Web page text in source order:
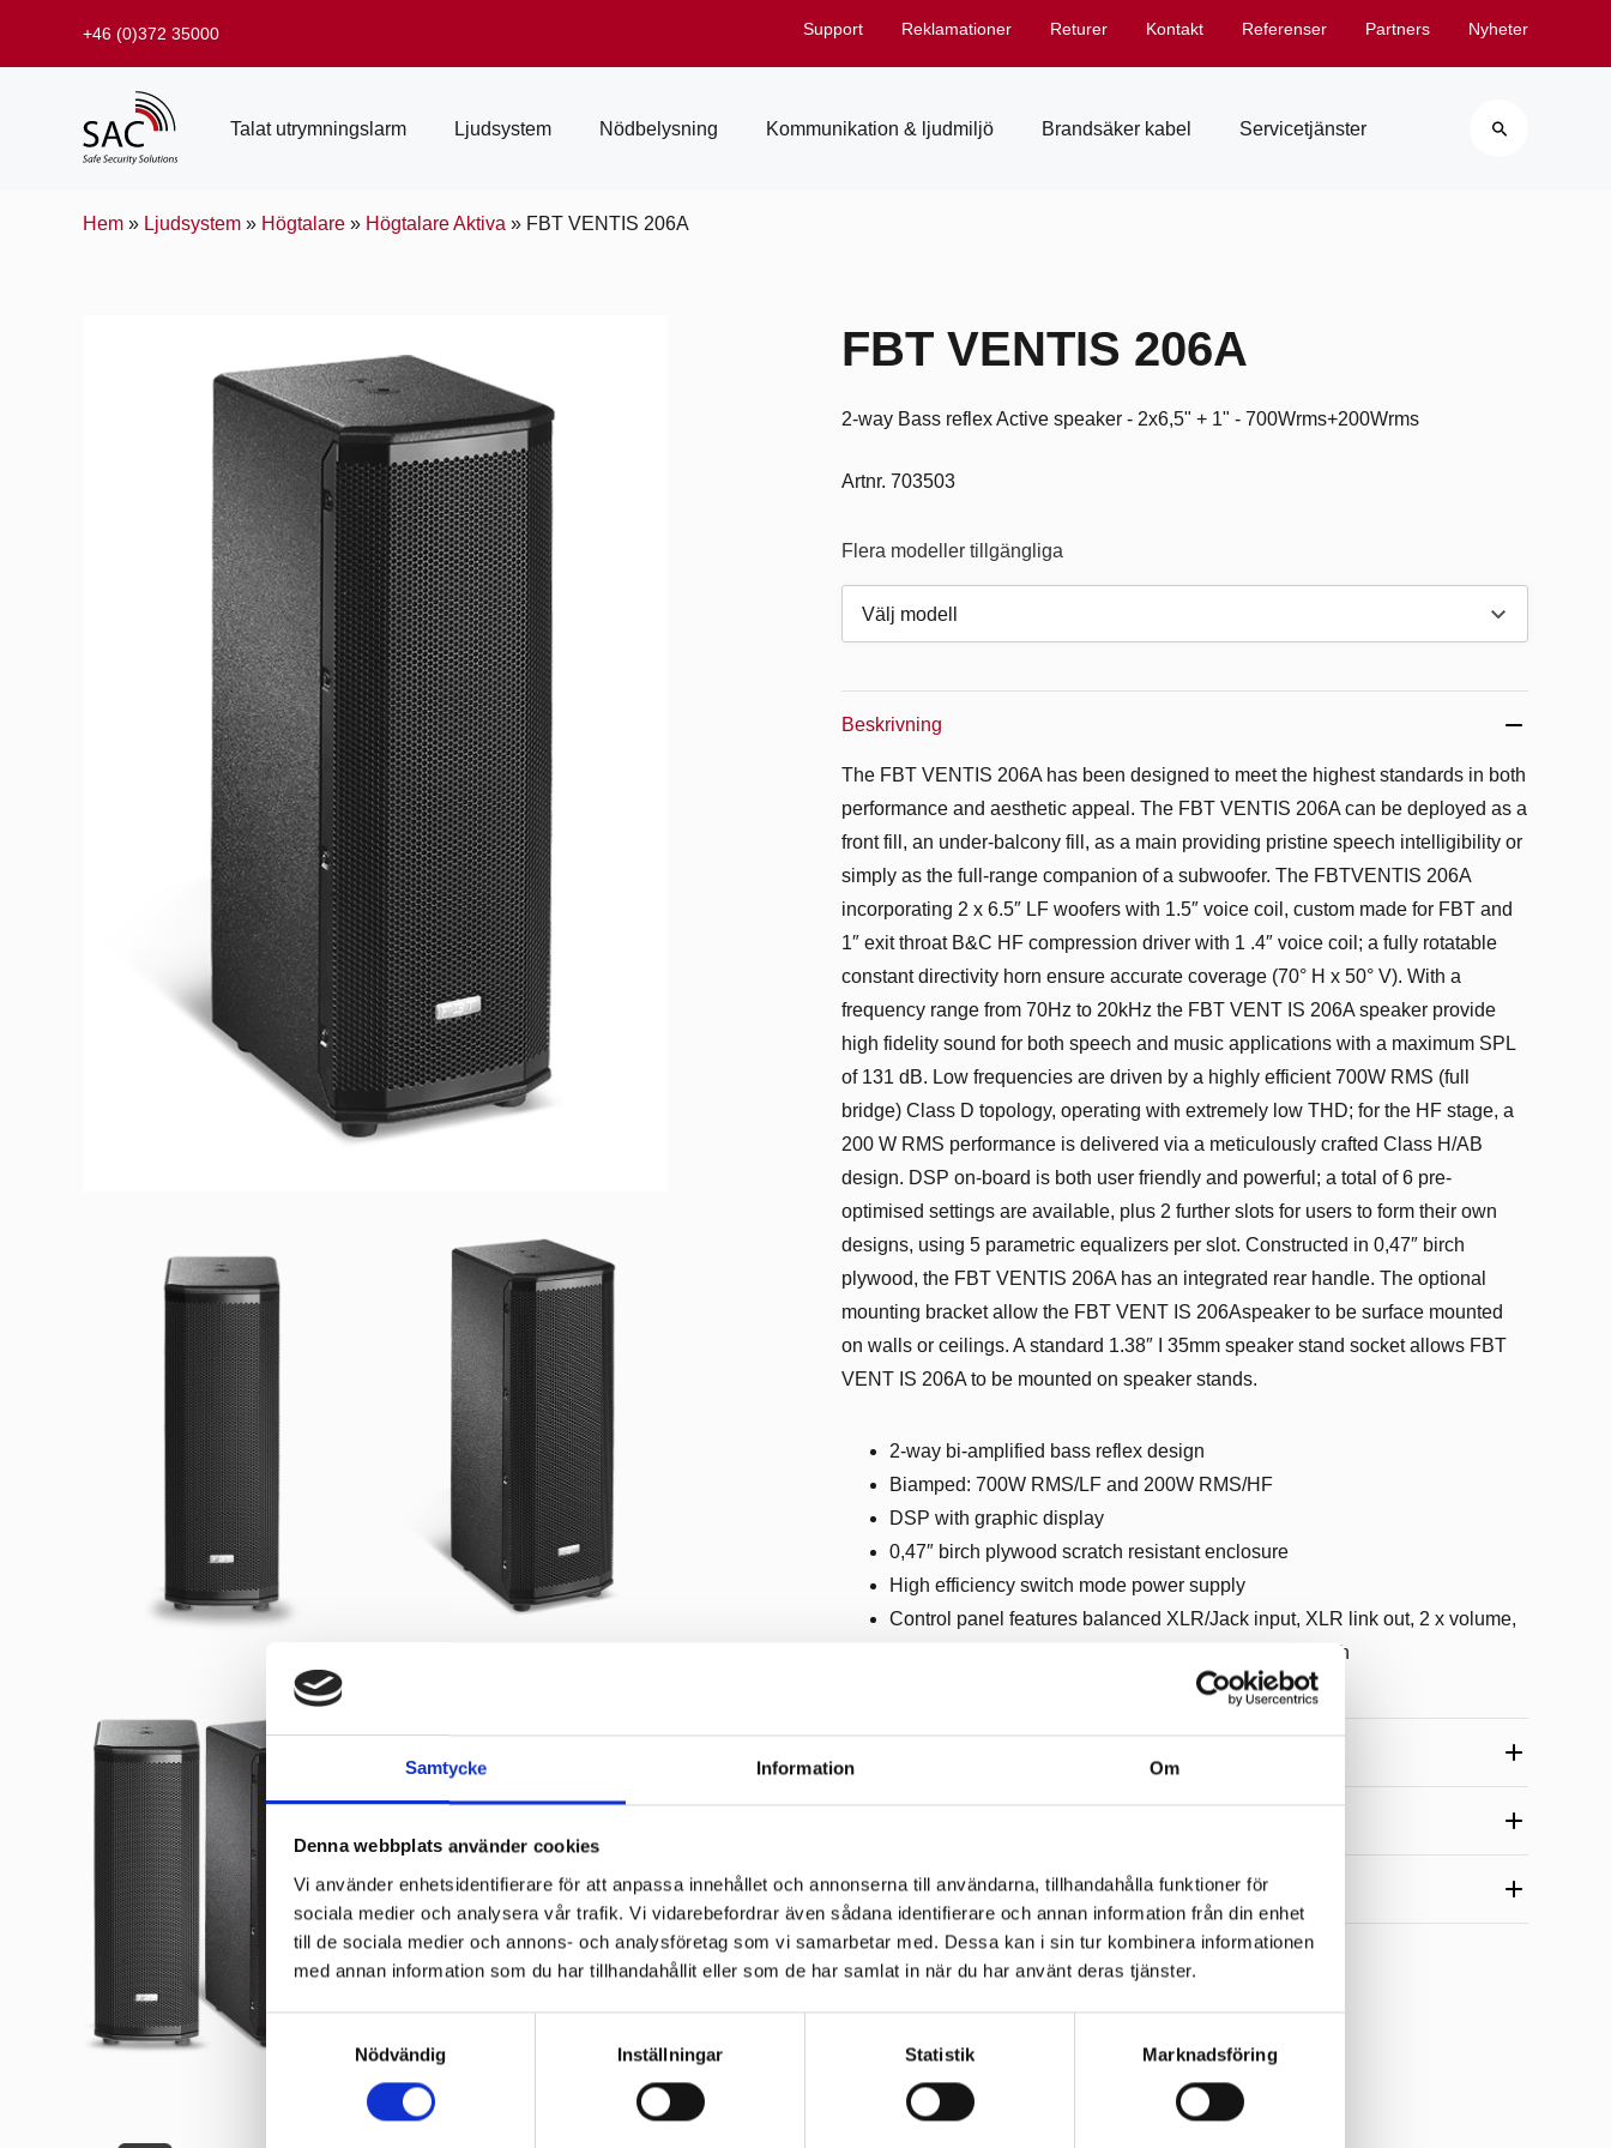
Samtycke Information Om
Denna webbplats använder cookies
Vi använder enhetsidentifierare för att anpassa innehållet och annonserna till användarna, tillhandahålla funktioner för
sociala medier och analysera vår trafik. Vi vidarebefordrar även sådana identifierare och annan information från din enhet
till de sociala medier och annons- och analysföretag som vi samarbetar med. Dessa kan i sin tur kombinera informationen
med annan information som du har tillhandahållit eller som de har samlat in när du har använt deras tjänster.
Nödvändig
Inställningar Statistik Marknadsföring
+46 (0)372 35000 Support Reklamationer Returer Kontakt Referenser Partners Nyheter
Talat utrymningslarm Ljudsystem Nödbelysning Kommunikation & ljudmiljö Brandsäker kabel Servicetjänster
Hem » Ljudsystem » Högtalare » Högtalare Aktiva » FBT VENTIS 206A
FBT VENTIS 206A
2-way Bass reflex Active speaker - 2x6,5" + 1" - 700Wrms+200Wrms
Artnr. 703503
Flera modeller tillgängliga
Beskrivning
The FBT VENTIS 206A has been designed to meet the highest standards in both
performance and aesthetic appeal. The FBT VENTIS 206A can be deployed as a
front fill, an under-balcony fill, as a main providing pristine speech intelligibility or
simply as the full-range companion of a subwoofer. The FBTVENTIS 206A
incorporating 2 x 6.5″ LF woofers with 1.5″ voice coil, custom made for FBT and
1″ exit throat B&C HF compression driver with 1 .4″ voice coil; a fully rotatable
constant directivity horn ensure accurate coverage (70° H x 50° V). With a
frequency range from 70Hz to 20kHz the FBT VENT IS 206A speaker provide
high fidelity sound for both speech and music applications with a maximum SPL
of 131 dB. Low frequencies are driven by a highly efficient 700W RMS (full
bridge) Class D topology, operating with extremely low THD; for the HF stage, a
200 W RMS performance is delivered via a meticulously crafted Class H/AB
design. DSP on-board is both user friendly and powerful; a total of 6 pre-
optimised settings are available, plus 2 further slots for users to form their own
designs, using 5 parametric equalizers per slot. Constructed in 0,47″ birch
plywood, the FBT VENTIS 206A has an integrated rear handle. The optional
mounting bracket allow the FBT VENT IS 206Aspeaker to be surface mounted
on walls or ceilings. A standard 1.38″ I 35mm speaker stand socket allows FBT
VENT IS 206A to be mounted on speaker stands.
2-way bi-amplified bass reflex design
Biamped: 700W RMS/LF and 200W RMS/HF
DSP with graphic display
0,47″ birch plywood scratch resistant enclosure
High efficiency switch mode power supply
Control panel features balanced XLR/Jack input, XLR link out, 2 x volume,
RCA stereo input, DSP with rotative encoder and push
Tillbehör